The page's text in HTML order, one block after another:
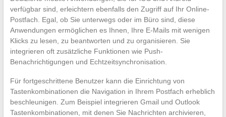
verfügbar sind, erleichtern ebenfalls den Zugriff auf Ihr Online-
Postfach. Egal, ob Sie unterwegs oder im Büro sind, diese
Anwendungen ermöglichen es Ihnen, Ihre E-Mails mit wenigen
Klicks zu lesen, zu beantworten und zu organisieren. Sie
integrieren oft zusätzliche Funktionen wie Push-
Benachrichtigungen und Echtzeitsynchronisation.
Für fortgeschrittene Benutzer kann die Einrichtung von
Tastenkombinationen die Navigation in Ihrem Postfach erheblich
beschleunigen. Zum Beispiel integrieren Gmail und Outlook
Tastenkombinationen, mit denen Sie Nachrichten archivieren,